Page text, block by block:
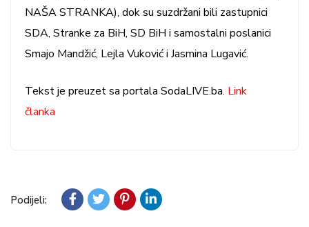
NAŠA STRANKA), dok su suzdržani bili zastupnici
SDA, Stranke za BiH, SD BiH i samostalni poslanici
Smajo Mandžić, Lejla Vuković i Jasmina Lugavić.
Tekst je preuzet sa portala SodaLIVE.ba. Link
članka
Podijeli: